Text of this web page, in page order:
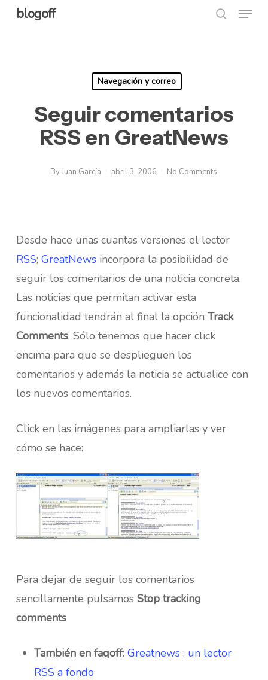
Skipblogoff Menu
Navegación y correo
Seguir comentarios
RSS en GreatNews
ByJuan García abril 3, 2006 No Comments
Desde hace unas cuantas versiones el lector
RSS; GreatNewsincorpora la posibilidad de
seguir los comentarios de una noticia concreta.
Las noticias que permitan activar esta
funcionalidad tendrán al final la opción Track
Comments. Sólo tenemos que hacer click
encima para que se desplieguen los
comentarios y además la noticia se actualice con
los nuevos comentarios.
Click en las imágenes para ampliarlas y ver
cómo se hace:
Para dejar de seguir los comentarios
sencillamente pulsamos Stop tracking
comments
También en faqoff: Greatnews : un lector
RSS a fondo